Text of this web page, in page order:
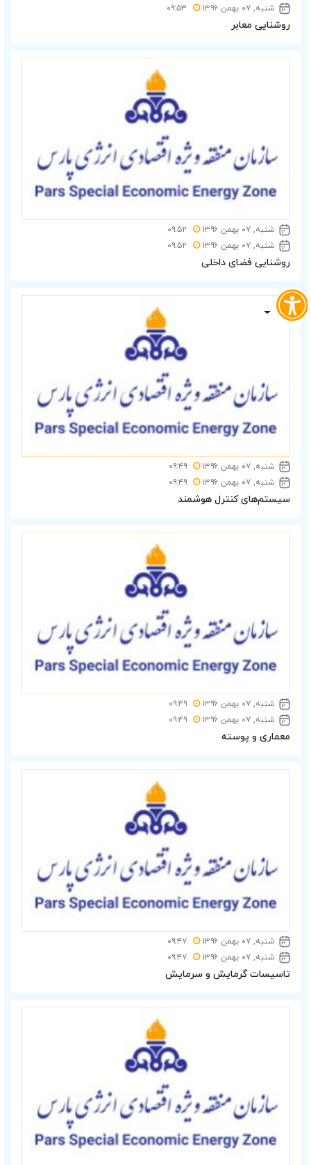
شنبه, ۰۷ بهمن ۱۳۹۶
۰۹:۵۳
روشنایی معابر
شنبه, ۰۷ بهمن ۱۳۹۶
۰۹:۵۲
شنبه, ۰۷ بهمن ۱۳۹۶
۰۹:۵۲
روشنایی فضای داخلی
شنبه, ۰۷ بهمن ۱۳۹۶
۰۹:۴۹
شنبه, ۰۷ بهمن ۱۳۹۶
۰۹:۴۹
سیستم‌های کنترل هوشمند
شنبه, ۰۷ بهمن ۱۳۹۶
۰۹:۴۹
شنبه, ۰۷ بهمن ۱۳۹۶
۰۹:۴۹
معماری و پوسته
شنبه, ۰۷ بهمن ۱۳۹۶
۰۹:۴۷
شنبه, ۰۷ بهمن ۱۳۹۶
۰۹:۴۷
تاسیسات گرمایش و سرمایش